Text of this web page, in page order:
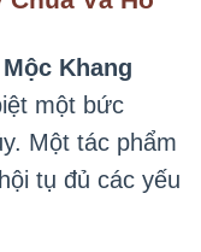
Mộc Khang
một bức
Một tác phẩm
tụ đủ các yếu